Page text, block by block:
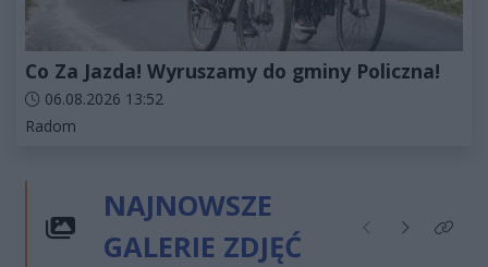
Co Za Jazda! Wyruszamy do gminy Policzna!
Data dodania artykułu:
06.08.2026 13:52
Kategorie artykułu:
Radom
NAJNOWSZE
GALERIE ZDJĘĆ
Poprzednie
NastępneKliknij